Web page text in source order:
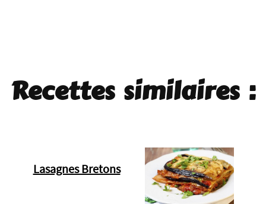
Recettes similaires :
Lasagnes Bretons